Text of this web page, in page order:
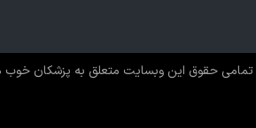
تمامی حقوق این وبسایت متعلق به پزشکان خوب